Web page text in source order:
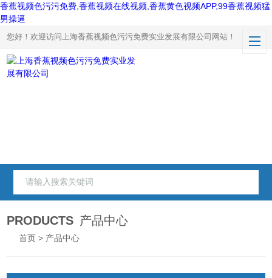
香蕉视频色污污免费,香蕉视频在线视频,香蕉黄色视频APP,99香蕉视频猛
男操逼
您好！欢迎访问上海香蕉视频色污污免费实业发展有限公司网站！
PRODUCTS 产品中心
首页 > 产品中心